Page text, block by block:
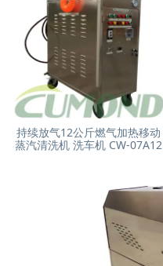
持续放气12公斤燃气加热移动
蒸汽清洗机 洗车机 CW-07A12